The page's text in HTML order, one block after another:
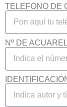
TELEFONO DE
Nº DE